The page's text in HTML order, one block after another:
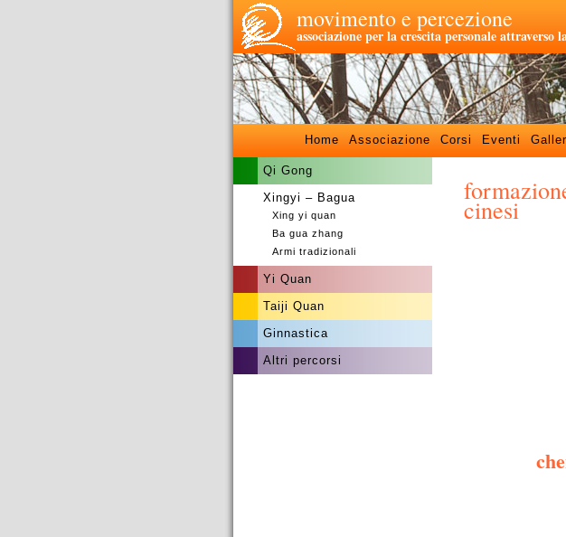
movimento e percezione
associazione per la crescita personale attraverso
Home Associazione Corsi Eventi
Qi Gong
Xingyi – Bagua
Xing yi quan
Ba gua zhang
Armi tradizionali
Yi Quan
Taiji Quan
Ginnastica
Altri percorsi
cinesi